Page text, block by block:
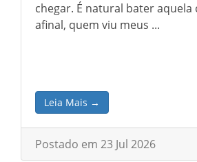
chegar. É natural bater aquela
afinal, quem viu meus ...
Leia Mais →
Postado em 23 Jul 2026